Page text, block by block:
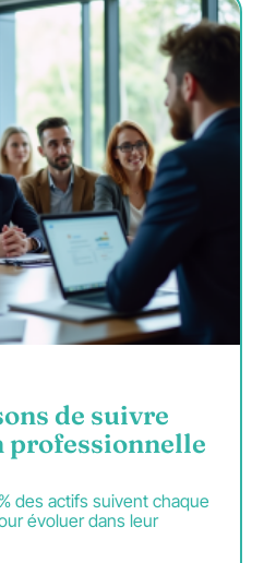
de suivre
professionnelle
des actifs suivent chaque
évoluer dans leur